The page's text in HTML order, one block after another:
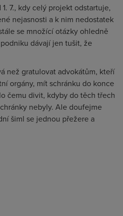
7., kdy celý projekt odstartuje,
nejasnosti a k nim nedostatek
se množící otázky ohledně
dávají jen tušit, že
než gratulovat advokátům, kteří
orgány, mít schránku do konce
čemu divit, kdyby do těch třech
nebyly. Ale doufejme
šiml se jednou přežere a